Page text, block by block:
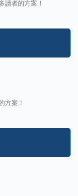
讀者的方案！
方案！